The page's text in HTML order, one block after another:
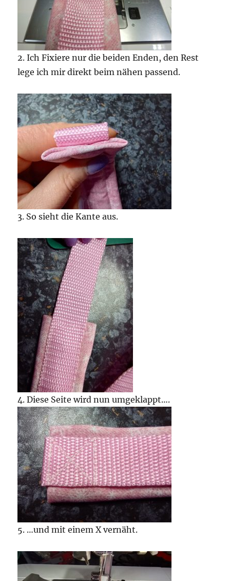
2. Ich Fixiere nur die beiden Enden, den Rest
lege ich mir direkt beim nähen passend.
3. So sieht die Kante aus.
4. Diese Seite wird nun umgeklappt….
5. …und mit einem X vernäht.